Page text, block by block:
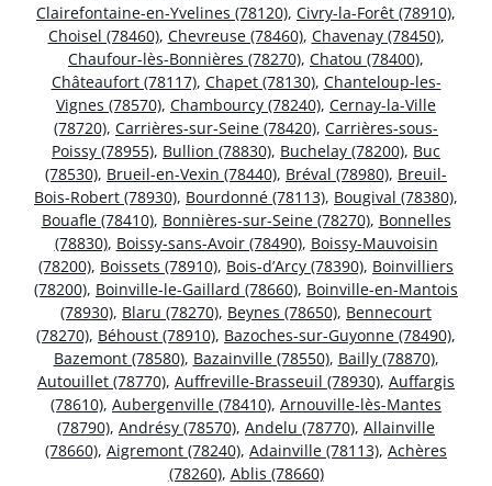
Clairefontaine-en-Yvelines (78120), Civry-la-Forêt (78910),
Choisel (78460), Chevreuse (78460), Chavenay (78450),
Chaufour-lès-Bonnières (78270), Chatou (78400),
Châteaufort (78117), Chapet (78130), Chanteloup-les-
Vignes (78570), Chambourcy (78240), Cernay-la-Ville
(78720), Carrières-sur-Seine (78420), Carrières-sous-
Poissy (78955), Bullion (78830), Buchelay (78200), Buc
(78530), Brueil-en-Vexin (78440), Bréval (78980), Breuil-
Bois-Robert (78930), Bourdonné (78113), Bougival (78380),
Bouafle (78410), Bonnières-sur-Seine (78270), Bonnelles
(78830), Boissy-sans-Avoir (78490), Boissy-Mauvoisin
(78200), Boissets (78910), Bois-d’Arcy (78390), Boinvilliers
(78200), Boinville-le-Gaillard (78660), Boinville-en-Mantois
(78930), Blaru (78270), Beynes (78650), Bennecourt
(78270), Béhoust (78910), Bazoches-sur-Guyonne (78490),
Bazemont (78580), Bazainville (78550), Bailly (78870),
Autouillet (78770), Auffreville-Brasseuil (78930), Auffargis
(78610), Aubergenville (78410), Arnouville-lès-Mantes
(78790), Andrésy (78570), Andelu (78770), Allainville
(78660), Aigremont (78240), Adainville (78113), Achères
(78260), Ablis (78660)